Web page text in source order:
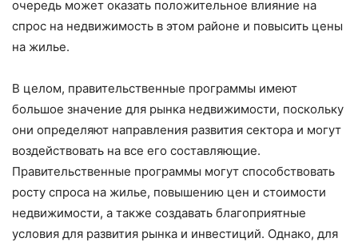
очередь может оказать положительное влияние на
спрос на недвижимость в этом районе и повысить цены
на жилье.
В целом, правительственные программы имеют
большое значение для рынка недвижимости, поскольку
они определяют направления развития сектора и могут
воздействовать на все его составляющие.
Правительственные программы могут способствовать
росту спроса на жилье, повышению цен и стоимости
недвижимости, а также создавать благоприятные
условия для развития рынка и инвестиций. Однако, для